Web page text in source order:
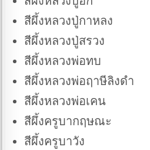
สีผึ้งหลวงปู่กาหลง
สีผึ้งหลวงปู่สรวง
สีผึ้งหลวงพ่อทบ
สีผึ้งหลวงพ่อฤาษีลิงดำ
สีผึ้งหลวงพ่อเคน
สีผึ้งครูบากฤษณะ
สีผึ้งครูบาวัง